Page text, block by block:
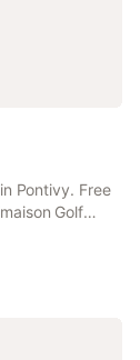
Pontivy. Free
Golf